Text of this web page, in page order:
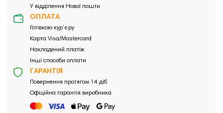
У відділення Нової пошти
ОПЛАТА
Готівкою кур`єру
Карта Visa/Mastercard
Накладений платіж
Інші способи оплати
ГАРАНТІЯ
Повернення протягом 14 діб
Офіційна гарантія виробника